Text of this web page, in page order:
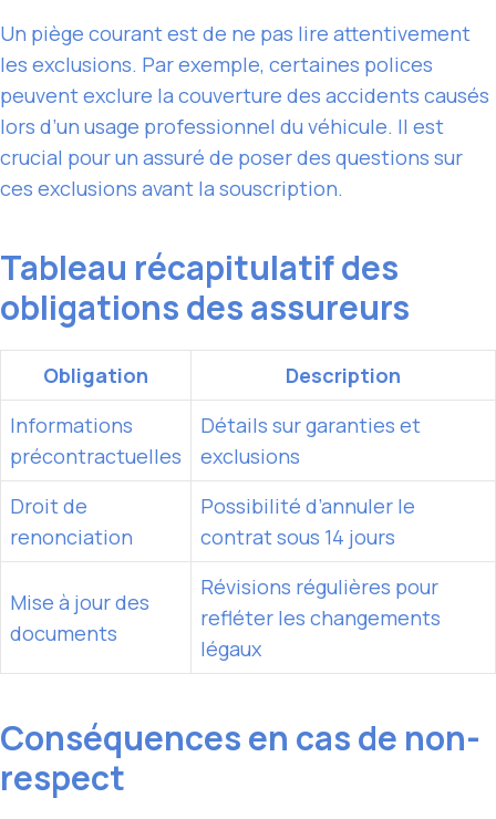
Un piège courant est de ne pas lire attentivement
les exclusions. Par exemple, certaines polices
peuvent exclure la couverture des accidents causés
lors d’un usage professionnel du véhicule. Il est
crucial pour un assuré de poser des questions sur
ces exclusions avant la souscription.
Tableau récapitulatif des
obligations des assureurs
Obligation
Description
Informations
précontractuelles
Détails sur garanties et
exclusions
Droit de
renonciation
Possibilité d’annuler le
contrat sous 14 jours
Mise à jour des
documents
Révisions régulières pour
refléter les changements
légaux
Conséquences en cas de non-
respect